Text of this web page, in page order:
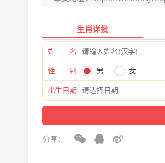
生肖详批
姓 名
性 别 男 女
出生日期
分享：